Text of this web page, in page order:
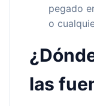
pegado
o
las